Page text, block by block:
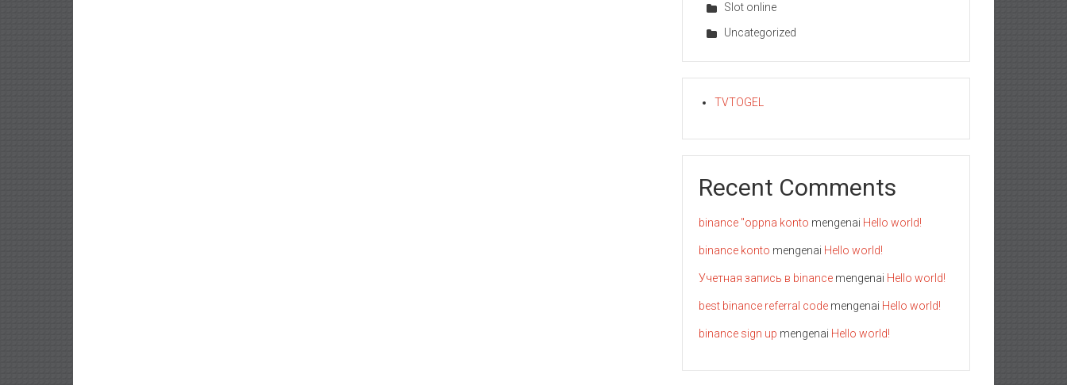
Slot online
Uncategorized
TVTOGEL
Recent Comments
binance "oppna konto mengenai Hello world!
binance konto mengenai Hello world!
Учетная запись в binance mengenai Hello world!
best binance referral code mengenai Hello world!
binance sign up mengenai Hello world!